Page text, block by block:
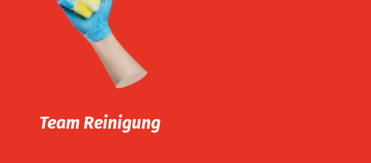
Team Reinigung
Wohlbefinden unserer
Kunden bei. Wir reinigen
privat Wohnungen für den
ambulanten Dienst, aber
Wilfried Börgerling Haus.